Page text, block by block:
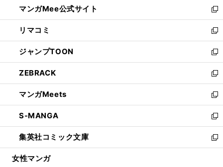
く
ド
ウ
で
開
く
ィ
ン
ド
ウ
で
開
く
い
ウ
ィ
ン
ド
ウ
で
開
く
マンガMee公式サイト
新
し
い
ウ
ィ
ン
ド
ウ
で
開
く
リマコミ
新
し
い
ウ
ィ
ン
ド
ウ
で
開
く
ジャンプTOON
新
し
い
ウ
ィ
ン
ド
ウ
で
開
ZEBRACK
新
し
い
ウ
ィ
ン
ド
ウ
マンガMeets
新
し
い
ウ
ィ
ン
S-MANGA
新
し
い
ウ
集英社コミック文庫
新
し
女性マンガ